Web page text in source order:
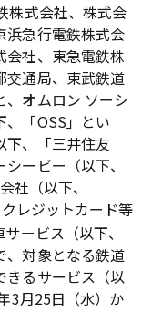
株式会社、株式会
浜急行電鉄株式会
会社、東急電鉄株
交通局、東武鉄道
、オムロン ソーシ
、「OSS」とい
下、「三井住友
ービー（以下、
社（以下、
レジットカード等
ービス（以下、
、対象となる鉄道
きるサービス（以
3月25日（水）か